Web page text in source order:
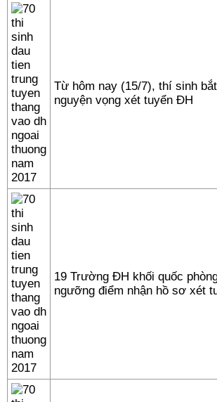
Từ hôm nay (15/7), thí sinh
nguyện vọng xét tuyển ĐH
19 Trường ĐH khối quốc
ngưỡng điểm nhận hồ sơ xét